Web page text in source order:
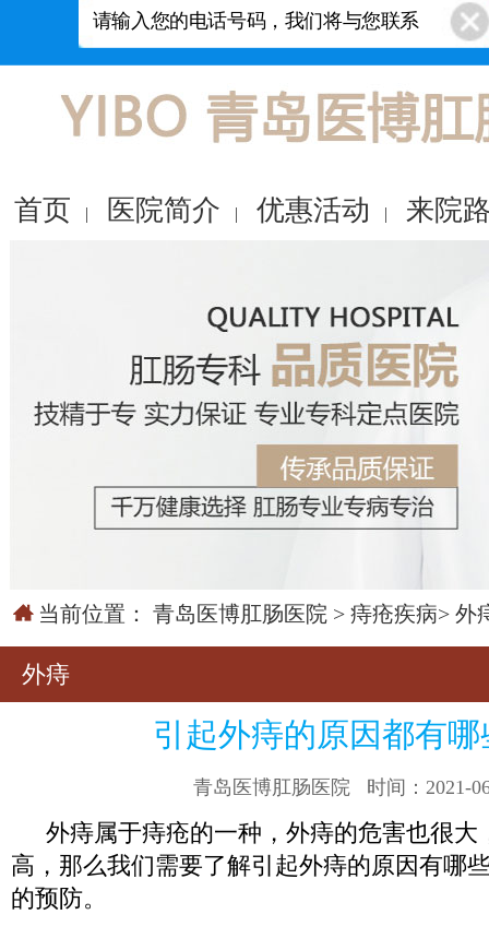
首页 | 医院简介 | 优惠活动 | 来院
当前位置： 青岛医博肛肠医院 > 痔疮疾病> 外
外痔
引起外痔的原因都有哪
青岛医博肛肠医院 时间：2021-
外痔属于痔疮的一种，外痔的危害也很大
高，那么我们需要了解引起外痔的原因有哪
的预防。